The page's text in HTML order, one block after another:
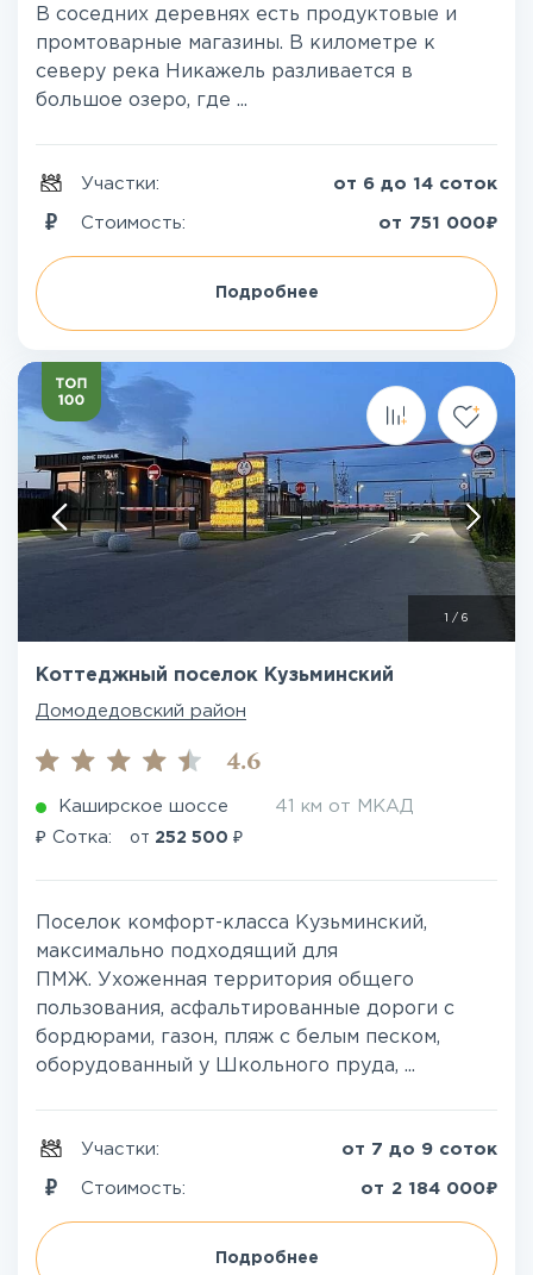
В соседних деревнях есть продуктовые и
промтоварные магазины. В километре к
северу река Никажель разливается в
большое озеро, где ...
Участки: от 6 до 14 соток
Стоимость: от 751 000₽
Подробнее
/ 6
Коттеджный поселок Кузьминский
Домодедовский район
4.6
Каширское шоссе 41 км от МКАД
₽ Сотка: от 252 500 ₽
Поселок комфорт-класса Кузьминский,
максимально подходящий для
ПМЖ. Ухоженная территория общего
пользования, асфальтированные дороги с
бордюрами, газон, пляж с белым песком,
оборудованный у Школьного пруда, ...
Участки: от 7 до 9 соток
Стоимость: от 2 184 000₽
Подробнее